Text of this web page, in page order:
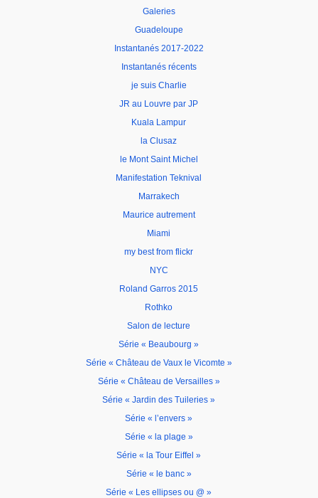
Galeries
Guadeloupe
Instantanés 2017-2022
Instantanés récents
je suis Charlie
JR au Louvre par JP
Kuala Lampur
la Clusaz
le Mont Saint Michel
Manifestation Teknival
Marrakech
Maurice autrement
Miami
my best from flickr
NYC
Roland Garros 2015
Rothko
Salon de lecture
Série « Beaubourg »
Série « Château de Vaux le Vicomte »
Série « Château de Versailles »
Série « Jardin des Tuileries »
Série « l’envers »
Série « la plage »
Série « la Tour Eiffel »
Série « le banc »
Série « Les ellipses ou @ »